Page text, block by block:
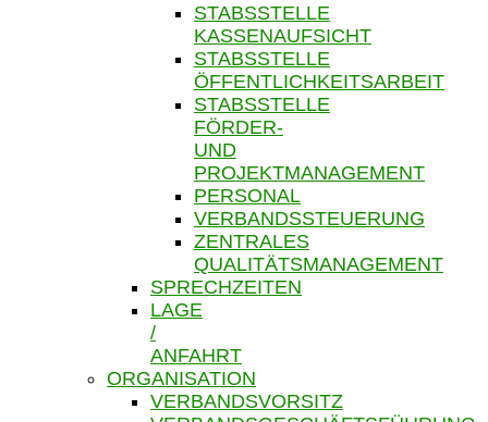
STABSSTELLE
KASSENAUFSICHT
STABSSTELLE
ÖFFENTLICHKEITSARBEIT
STABSSTELLE
FÖRDER-
UND
PROJEKTMANAGEMENT
PERSONAL
VERBANDSSTEUERUNG
ZENTRALES
QUALITÄTSMANAGEMENT
SPRECHZEITEN
LAGE
/
ANFAHRT
ORGANISATION
VERBANDSVORSITZ